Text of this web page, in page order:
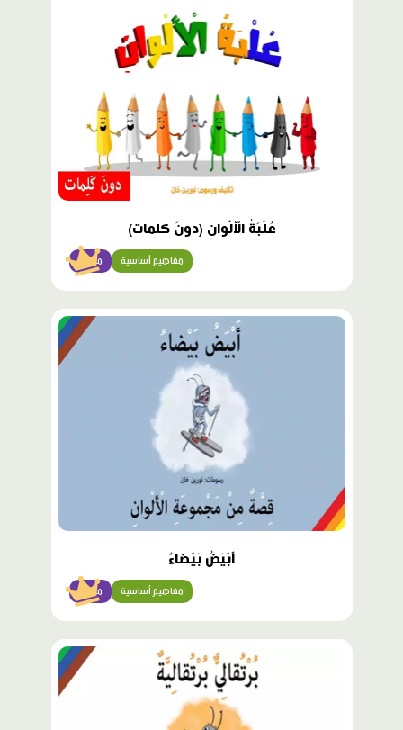
عُلْبَةُ الْألْوانِ (دونَ كلمات)
مبتدئ مفاهيم أساسية
محتوى
أَبْيَضُ بَيْضاءُ
مبتدئ مفاهيم أساسية